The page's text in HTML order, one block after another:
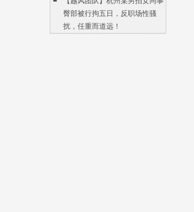
臀部被行拘五日，反职场性骚
扰，任重而道远！